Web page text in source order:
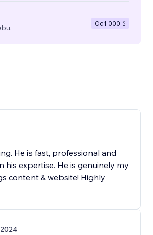
Od1 000 $
He is fast, professional and
expertise. He is genuinely my
content & website! Highly
2024